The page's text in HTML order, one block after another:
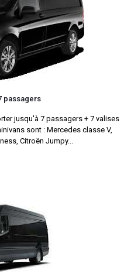
passagers
jusqu'à 7 passagers + 7 valises
sont : Mercedes classe V,
Citroën Jumpy...